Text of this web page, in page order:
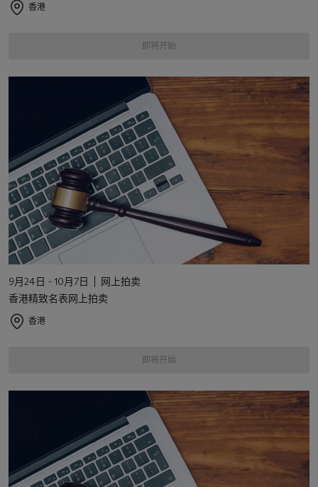
香港
即将开始
9月24日 - 10月7日
网上拍卖
香港精致名表网上拍卖
香港
即将开始